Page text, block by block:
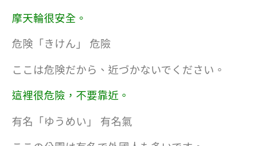
摩天輪很安全。
危険「きけん」 危險
ここは危険だから、近づかないでください。
這裡很危險，不要靠近。
有名「ゆうめい」 有名氣